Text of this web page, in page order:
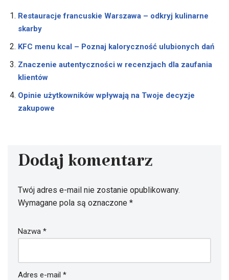
Restauracje francuskie Warszawa – odkryj kulinarne
skarby
KFC menu kcal – Poznaj kaloryczność ulubionych dań
Znaczenie autentyczności w recenzjach dla zaufania
klientów
Opinie użytkowników wpływają na Twoje decyzje
zakupowe
Dodaj komentarz
Twój adres e-mail nie zostanie opublikowany.
Wymagane pola są oznaczone *
Nazwa *
Adres e-mail *